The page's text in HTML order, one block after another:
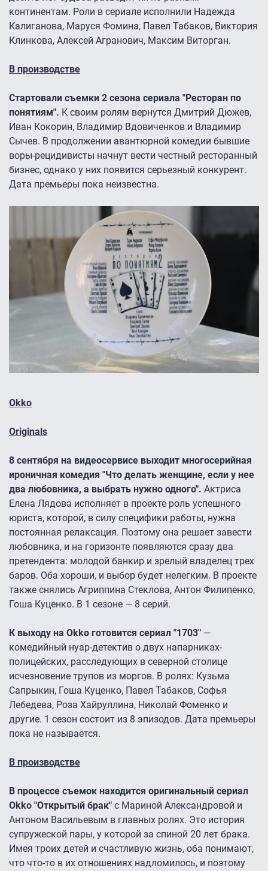
континентам. Роли в сериале исполнили Надежда
Калиганова, Маруся Фомина, Павел Табаков, Виктория
Клинкова, Алексей Агранович, Максим Виторган.
В производстве
Стартовали съемки 2 сезона сериала "Ресторан по
понятиям". К своим ролям вернутся Дмитрий Дюжев,
Иван Кокорин, Владимир Вдовиченков и Владимир
Сычев. В продолжении авантюрной комедии бывшие
воры-рецидивисты начнут вести честный ресторанный
бизнес, однако у них появится серьезный конкурент.
Дата премьеры пока неизвестна.
Okko
Originals
8 сентября на видеосервисе выходит многосерийная
ироничная комедия "Что делать женщине, если у нее
два любовника, а выбрать нужно одного". Актриса
Елена Лядова исполняет в проекте роль успешного
юриста, которой, в силу специфики работы, нужна
постоянная релаксация. Поэтому она решает завести
любовника, и на горизонте появляются сразу два
претендента: молодой банкир и зрелый владелец трех
баров. Оба хороши, и выбор будет нелегким. В проекте
также снялись Агриппина Стеклова, Антон Филипенко,
Гоша Куценко. В 1 сезоне — 8 серий.
К выходу на Okko готовится сериал "1703" —
комедийный нуар-детектив о двух напарниках-
полицейских, расследующих в северной столице
исчезновение трупов из моргов. В ролях: Кузьма
Сапрыкин, Гоша Куценко, Павел Табаков, Софья
Лебедева, Роза Хайруллина, Николай Фоменко и
другие. 1 сезон состоит из 8 эпизодов. Дата премьеры
пока не называется.
В производстве
В процессе съемок находится оригинальный сериал
Okko "Открытый брак" с Мариной Александровой и
Антоном Васильевым в главных ролях. Это история
супружеской пары, у которой за спиной 20 лет брака.
Имея троих детей и счастливую жизнь, оба понимают,
что что-то в их отношениях надломилось, и поэтому